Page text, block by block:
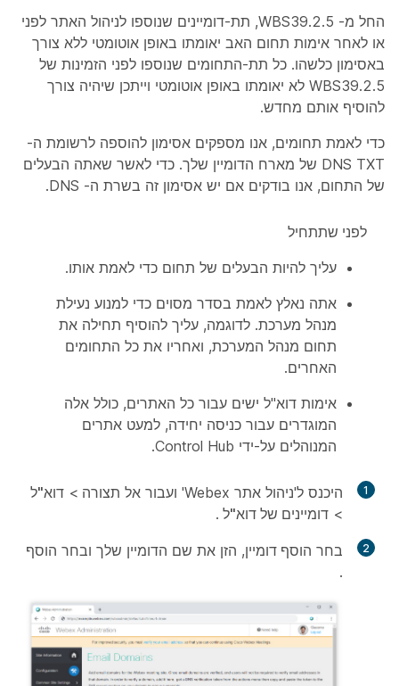
החל מ- WBS39.2.5, תת-דומיינים שנוספו לניהול האתר לפני
או לאחר אימות תחום האב יאומתו באופן אוטומטי ללא צורך
באסימון כלשהו. כל תת-התחומים שנוספו לפני הזמינות של
WBS39.2.5 לא יאומתו באופן אוטומטי וייתכן שיהיה צורך
להוסיף אותם מחדש.
כדי לאמת תחומים, אנו מספקים אסימון להוספה לרשומת ה-
DNS TXT של מארח הדומיין שלך. כדי לאשר שאתה הבעלים
של התחום, אנו בודקים אם יש אסימון זה בשרת ה- DNS.
לפני שתתחיל
עליך להיות הבעלים של תחום כדי לאמת אותו.
אתה נאלץ לאמת בסדר מסוים כדי למנוע נעילת
מנהל מערכת. לדוגמה, עליך להוסיף תחילה את
תחום מנהל המערכת, ואחריו את כל התחומים
האחרים.
אימות דוא"ל ישים עבור כל האתרים, כולל אלה
המוגדרים עבור כניסה יחידה, למעט אתרים
המנוהלים על-ידי Control Hub.
1 היכנס ל'ניהול אתר Webex' ועבור אל תצורה > דוא"ל
> דומיינים של דוא"ל .
2 בחר הוסף דומיין, הזן את שם הדומיין שלך ובחר הוסף
.